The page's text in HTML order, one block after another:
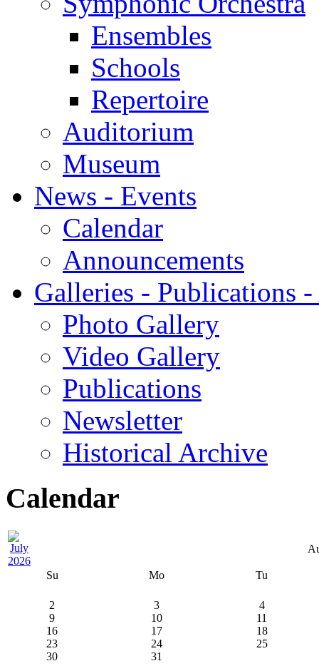
Ensembles
Schools
Repertoire
Auditorium
Museum
News - Events
Calendar
Announcements
Galleries - Publications
Photo Gallery
Video Gallery
Publications
Newsletter
Historical Archive
Calendar
Su Mo Tu
2 3
4
9
10
11
16
17
18
23
24
25
30
31